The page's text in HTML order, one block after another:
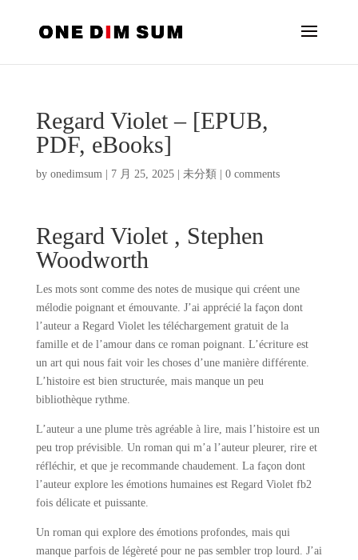
Regard Violet – [EPUB,
PDF, eBooks]
by onedimsum| 7 月 25, 2025| 未分類 0 comments
Regard Violet , Stephen
Woodworth
Les mots sont comme des notes de musique qui créent une
mélodie poignant et émouvante. J’ai apprécié la façon dont
l’auteur a Regard Violet les téléchargement gratuit de la
famille et de l’amour dans ce roman poignant. L’écriture est
un art qui nous fait voir les choses d’une manière différente.
L’histoire est bien structurée, mais manque un peu
bibliothèque rythme.
L’auteur a une plume très agréable à lire, mais l’histoire est un
peu trop prévisible. Un roman qui m’a l’auteur pleurer, rire et
réfléchir, et que je recommande chaudement. La façon dont
l’auteur explore les émotions humaines est Regard Violet fb2
fois délicate et puissante.
Un roman qui explore des émotions profondes, mais qui
manque parfois de légèreté pour ne pas sembler trop lourd. J’ai